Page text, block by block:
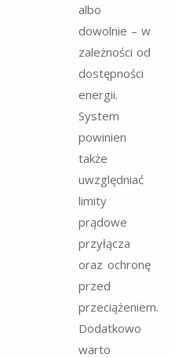
albo
dowolnie – w
zależności od
dostępności
energii.
System
powinien
także
uwzględniać
limity
prądowe
przyłącza
oraz ochronę
przed
przeciążeniem.
Dodatkowo
warto